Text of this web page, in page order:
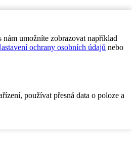
umožníte zobrazovat například
ochrany osobních údajů nebo
používat přesná data o poloze a